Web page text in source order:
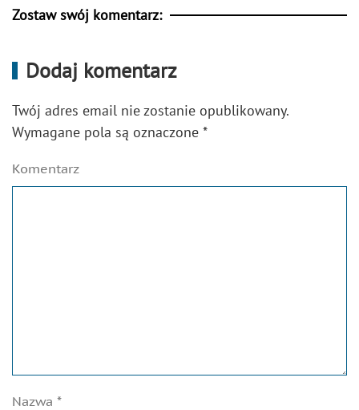
Zostaw swój komentarz:
Dodaj komentarz
Twój adres email nie zostanie opublikowany.
Wymagane pola są oznaczone *
Komentarz
Nazwa *